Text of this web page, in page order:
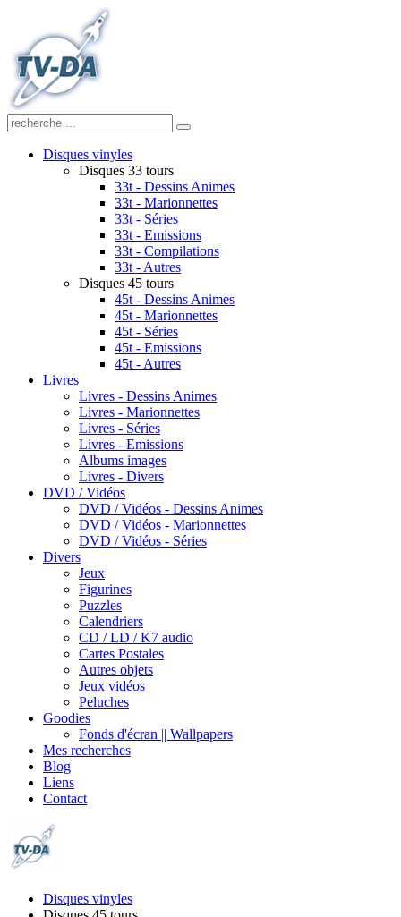
Disques vinyles
Disques 33 tours
33t - Dessins Animes
33t - Marionnettes
33t - Séries
33t - Emissions
33t - Compilations
33t - Autres
Disques 45 tours
45t - Dessins Animes
45t - Marionnettes
45t - Séries
45t - Emissions
45t - Autres
Livres
Livres - Dessins Animes
Livres - Marionnettes
Livres - Séries
Livres - Emissions
Albums images
Livres - Divers
DVD / Vidéos
DVD / Vidéos - Dessins Animes
DVD / Vidéos - Marionnettes
DVD / Vidéos - Séries
Divers
Jeux
Figurines
Puzzles
Calendriers
CD / LD / K7 audio
Cartes Postales
Autres objets
Jeux vidéos
Peluches
Goodies
Fonds d'écran || Wallpapers
Mes recherches
Blog
Liens
Contact
Disques vinyles